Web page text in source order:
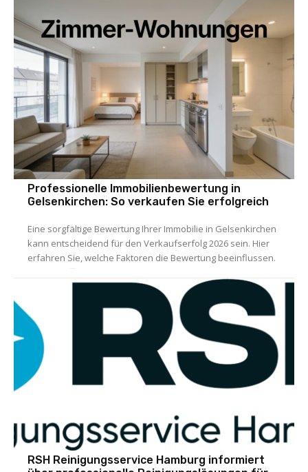
Professionelle Immobilienbewertung in
Gelsenkirchen: So verkaufen Sie erfolgreich
Eine sorgfältige Bewertung Ihrer Immobilie in Gelsenkirchen
kann entscheidend für den Verkaufserfolg 2026 sein. Hier
erfahren Sie, welche Faktoren die Bewertung beeinflussen.
RSH Reinigungsservice Hamburg informiert